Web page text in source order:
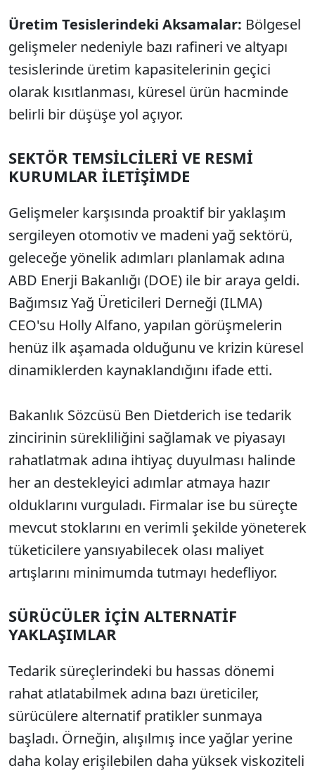
Üretim Tesislerindeki Aksamalar: Bölgesel
gelişmeler nedeniyle bazı rafineri ve altyapı
tesislerinde üretim kapasitelerinin geçici
olarak kısıtlanması, küresel ürün hacminde
belirli bir düşüşe yol açıyor.
SEKTÖR TEMSİLCİLERİ VE RESMİ
KURUMLAR İLETİŞİMDE
Gelişmeler karşısında proaktif bir yaklaşım
sergileyen otomotiv ve madeni yağ sektörü,
geleceğe yönelik adımları planlamak adına
ABD Enerji Bakanlığı (DOE) ile bir araya geldi.
Bağımsız Yağ Üreticileri Derneği (ILMA)
CEO'su Holly Alfano, yapılan görüşmelerin
henüz ilk aşamada olduğunu ve krizin küresel
dinamiklerden kaynaklandığını ifade etti.
Bakanlık Sözcüsü Ben Dietderich ise tedarik
zincirinin sürekliliğini sağlamak ve piyasayı
rahatlatmak adına ihtiyaç duyulması halinde
her an destekleyici adımlar atmaya hazır
olduklarını vurguladı. Firmalar ise bu süreçte
mevcut stoklarını en verimli şekilde yöneterek
tüketicilere yansıyabilecek olası maliyet
artışlarını minimumda tutmayı hedefliyor.
SÜRÜCÜLER İÇİN ALTERNATİF
YAKLAŞIMLAR
Tedarik süreçlerindeki bu hassas dönemi
rahat atlatabilmek adına bazı üreticiler,
sürücülere alternatif pratikler sunmaya
başladı. Örneğin, alışılmış ince yağlar yerine
daha kolay erişilebilen daha yüksek viskoziteli